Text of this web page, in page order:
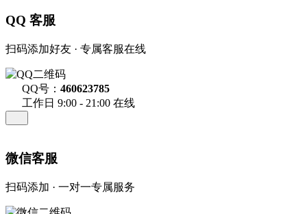
QQ 客服
扫码添加好友 · 专属客服在线
QQ号： 460623785
工作日 9:00 - 21:00 在线
微信客服
扫码添加 · 一对一专属服务